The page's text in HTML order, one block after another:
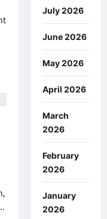
July 2026
June 2026
May 2026
April 2026
March
2026
February
2026
January
2026